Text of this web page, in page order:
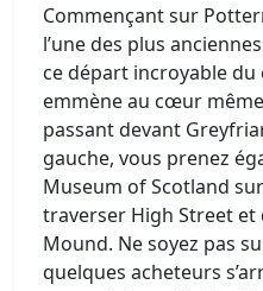
Commençant sur
l’une des plus
ce départ incroyable du
emmène au cœur
passant devant
gauche, vous prenez
Museum of Scotland
traverser High Street et
Mound. Ne soyez pas
quelques acheteurs